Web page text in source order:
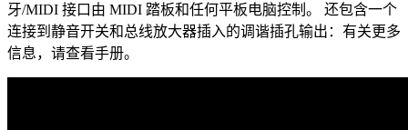
牙/MIDI 接口由 MIDI 踏板和任何平板电脑控制。 还包含一个
连接到静音开关和总线放大器插入的调谐插孔输出：有关更多
信息，请查看手册。